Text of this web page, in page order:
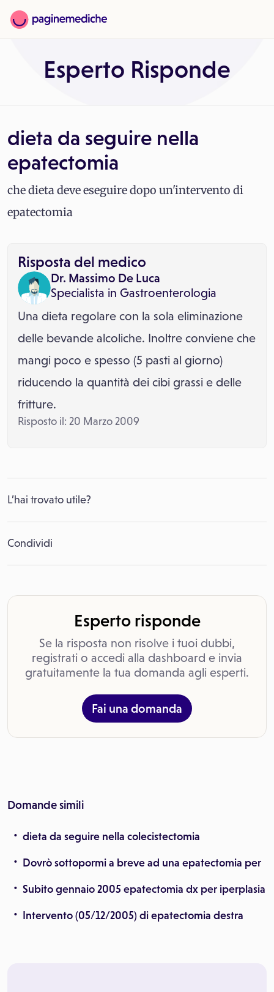
Esperto Risponde
dieta da seguire nella
epatectomia
che dieta deve eseguire dopo un'intervento di
epatectomia
Risposta del medico
Dr. Massimo De Luca
Specialista in Gastroenterologia
Una dieta regolare con la sola eliminazione
delle bevande alcoliche. Inoltre conviene che
mangi poco e spesso (5 pasti al giorno)
riducendo la quantità dei cibi grassi e delle
fritture.
Risposto il: 20 Marzo 2009
L’hai trovato utile?
Condividi
Esperto risponde
Se la risposta non risolve i tuoi dubbi,
registrati o accedi alla dashboard e invia
gratuitamente la tua domanda agli esperti.
Fai una domanda
Domande simili
dieta da seguire nella colecistectomia
Dovrò sottopormi a breve ad una epatectomia per
Subito gennaio 2005 epatectomia dx per iperplasia
Intervento (05/12/2005) di epatectomia destra